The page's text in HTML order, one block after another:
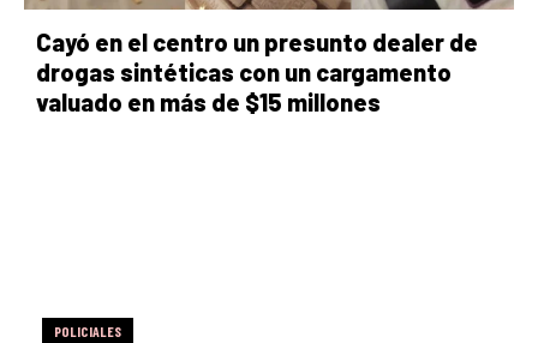
Cayó en el centro un presunto dealer de
drogas sintéticas con un cargamento
valuado en más de $15 millones
POLICIALES